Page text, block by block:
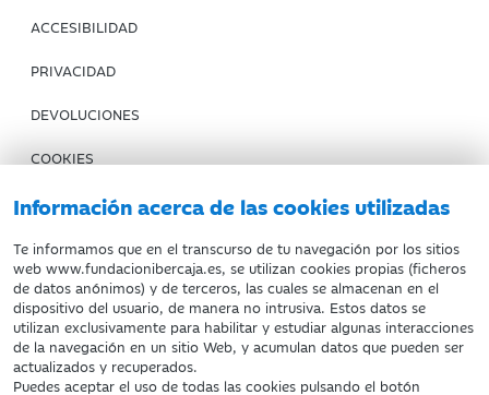
Información acerca de las cookies utilizadas
Te informamos que en el transcurso de tu navegación por los sitios
web www.fundacionibercaja.es, se utilizan cookies propias (ficheros
de datos anónimos) y de terceros, las cuales se almacenan en el
dispositivo del usuario, de manera no intrusiva. Estos datos se
utilizan exclusivamente para habilitar y estudiar algunas interacciones
de la navegación en un sitio Web, y acumulan datos que pueden ser
actualizados y recuperados.
Puedes aceptar el uso de todas las cookies pulsando el botón
ACCESIBILIDAD
PRIVACIDAD
DEVOLUCIONES
COOKIES
CONDICIONES DE COMPRA
IBERCAJA BANCO
Fundación Bancaria Ibercaja. C.I.F. G-50000652.
Inscrita en el Registro de Fundaciones del Mº de Educación,
Cultura y Deporte con el nº 1689.
Domicilio social: Joaquín Costa, 13. 50001 Zaragoza.